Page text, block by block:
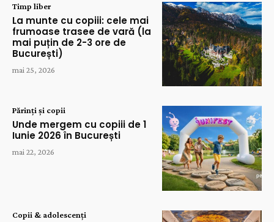
Timp liber
La munte cu copiii: cele mai
frumoase trasee de vară (la
mai puțin de 2-3 ore de
București)
mai 25, 2026
Părinți și copii
Unde mergem cu copiii de 1
Iunie 2026 în București
mai 22, 2026
Copii & adolescenți